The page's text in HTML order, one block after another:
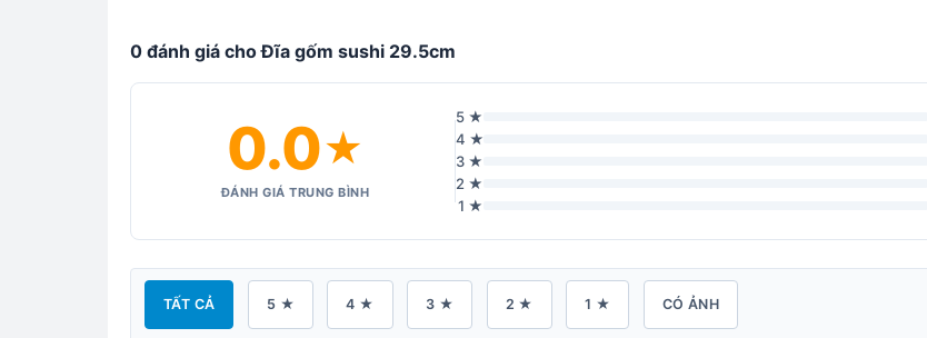
0 đánh giá cho Đĩa gốm sushi 29.5cm
0.0★
ĐÁNH GIÁ TRUNG BÌNH
5 ★
4 ★
3 ★
2 ★
1 ★
TẤT CẢ 5 ★ 4 ★ 3 ★ 2 ★ 1 ★ CÓ ẢNH